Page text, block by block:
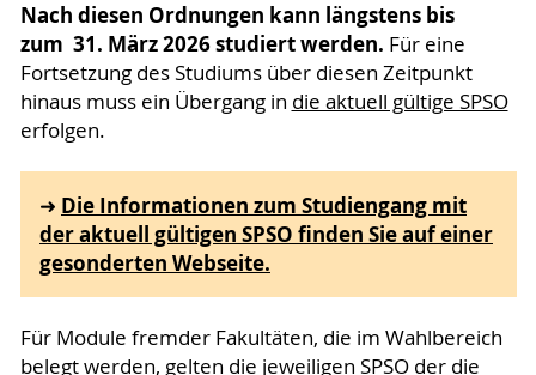
Nach diesen Ordnungen kann längstens bis
zum 31. März 2026 studiert werden. Für eine
Fortsetzung des Studiums über diesen Zeitpunkt
hinaus muss ein Übergang in die aktuell gültige SPSO
erfolgen.
➜ Die Informationen zum Studiengang mit
der aktuell gültigen SPSO finden Sie auf einer
gesonderten Webseite.
Für Module fremder Fakultäten, die im Wahlbereich
belegt werden, gelten die jeweiligen SPSO der die